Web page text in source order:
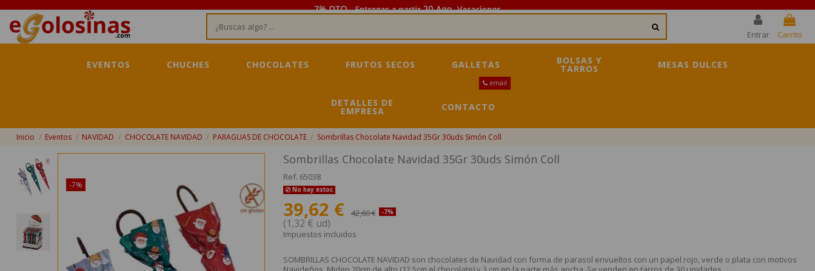
Entrar Carrito
EVENTOS CHUCHES CHOCOLATES FRUTOS SECOS GALLETAS BOLSAS Y
TARROS MESAS DULCES
DETALLES DE
EMPRESA CONTACTO
email
Inicio Eventos NAVIDAD CHOCOLATE NAVIDAD PARAGUAS DE CHOCOLATE Sombrillas Chocolate Navidad 35Gr 30uds Simón Coll
-7%
Sombrillas Chocolate Navidad 35Gr 30uds Simón Coll
Ref. 65038
No hay estoc
39,62 € 42,60 € -7%
(1,32 € ud)
Impuestos incluidos
SOMBRILLAS CHOCOLATE NAVIDAD son chocolates de Navidad con forma de parasol envueltos con un papel rojo, verde o plata con motivos